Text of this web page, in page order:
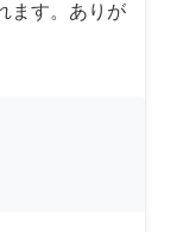
ます。ありが